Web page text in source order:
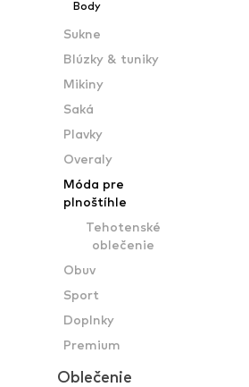
Body
Sukne
Blúzky & tuniky
Mikiny
Saká
Plavky
Overaly
Móda pre
plnoštíhle
Tehotenské
oblečenie
Obuv
Sport
Doplnky
Premium
Oblečenie